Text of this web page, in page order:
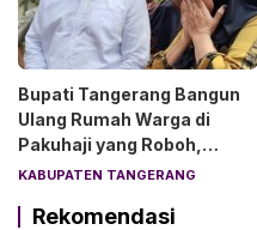
Bupati Tangerang Bangun
Ulang Rumah Warga di
Pakuhaji yang Roboh,
Pemilik Menangis Haru
KABUPATEN TANGERANG
Rekomendasi